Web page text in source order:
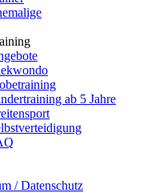
ab 5 Jahre
/ Datenschutz